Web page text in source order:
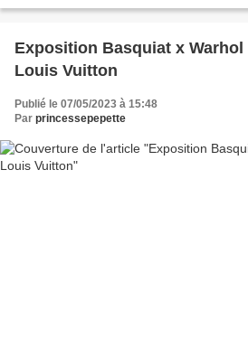
Exposition Basquiat x Warhol
Louis Vuitton
Publié le 07/05/2023 à 15:48
Par princessepepette